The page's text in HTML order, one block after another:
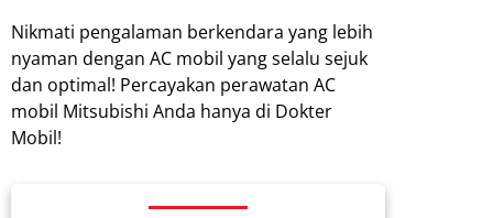
Nikmati pengalaman berkendara yang lebih
nyaman dengan AC mobil yang selalu sejuk
dan optimal! Percayakan perawatan AC
mobil Mitsubishi Anda hanya di Dokter
Mobil!